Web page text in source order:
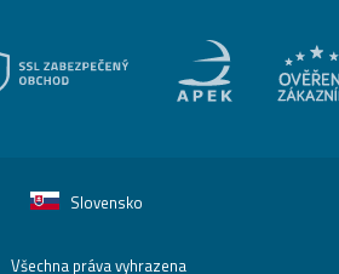
Slovensko
Všechna práva vyhrazena